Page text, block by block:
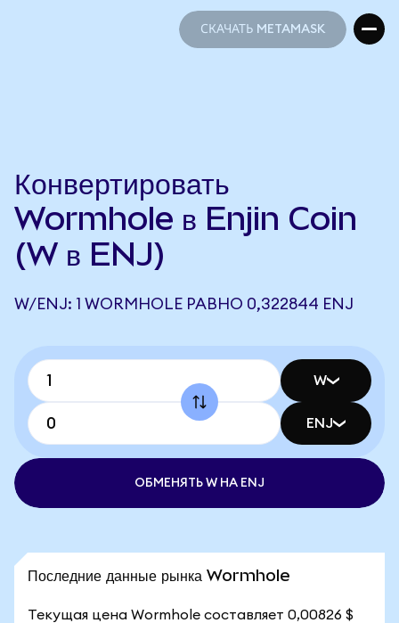
СКАЧАТЬ METAMASK
Конвертировать
Wormhole в Enjin Coin
(W в ENJ)
W/ENJ: 1 WORMHOLE РАВНО 0,322844 ENJ
W
ENJ
ОБМЕНЯТЬ W НА ENJ
Последние данные рынка Wormhole
Текущая цена Wormhole составляет 0,00826 $